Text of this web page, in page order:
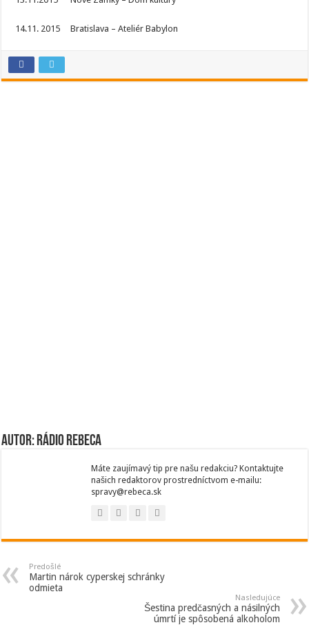
14.11. 2015 Bratislava – Ateliér Babylon
Autor: Rádio Rebeca
Máte zaujímavý tip pre našu redakciu? Kontaktujte
našich redaktorov prostredníctvom e-mailu:
spravy@rebeca.sk
Predošlé
Martin nárok cyperskej schránky
odmieta
Nasledujúce
Šestina predčasných a násilných
úmrtí je spôsobená alkoholom